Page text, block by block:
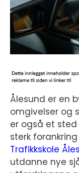
Ålesund er en
omgivelser og
er også et
sterk
Trafikkskole
utdanne nye